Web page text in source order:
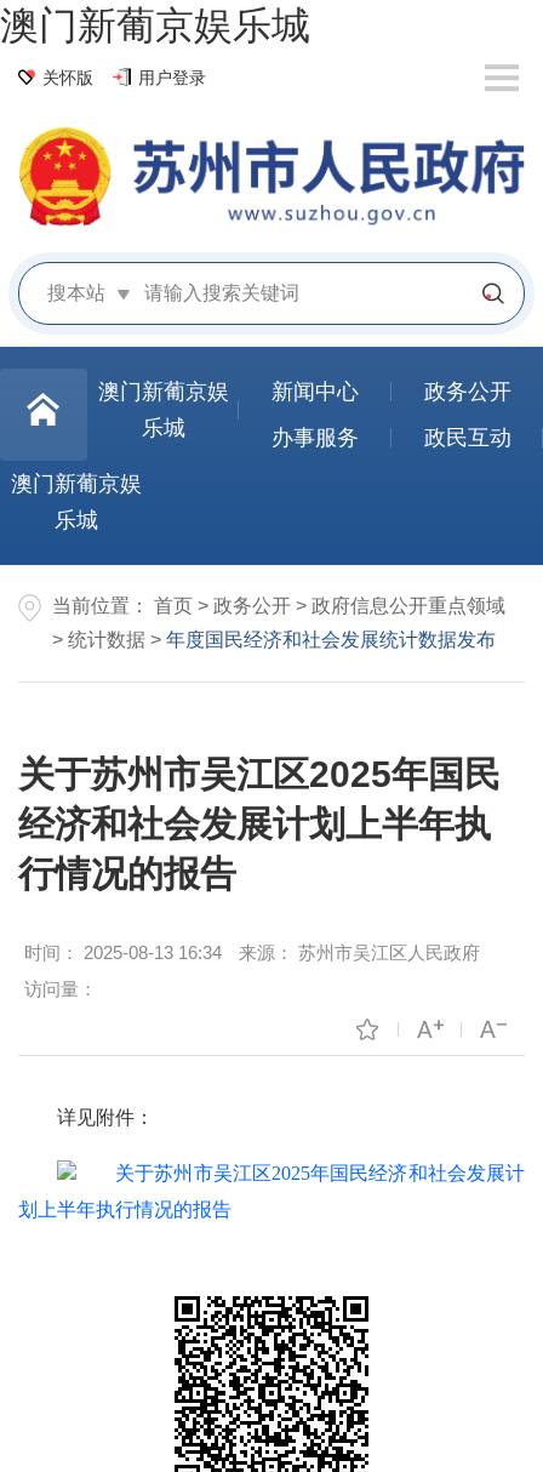
澳门新葡京娱乐城
关怀版 用户登录
搜本站
澳门新葡京娱
乐城
新闻中心
政务公开
办事服务
政民互动
澳门新葡京娱
乐城
当前位置： 首页 > 政务公开 > 政府信息公开重点领域
> 统计数据 > 年度国民经济和社会发展统计数据发布
关于苏州市吴江区2025年国民
经济和社会发展计划上半年执
行情况的报告
时间： 2025-08-13 16:34 来源： 苏州市吴江区人民政府
访问量：
详见附件：
关于苏州市吴江区2025年国民经济和社会发展计
划上半年执行情况的报告